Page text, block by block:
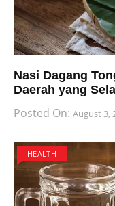
Nasi Dagang
Daerah yang
Posted On: August 3,
HEALTH